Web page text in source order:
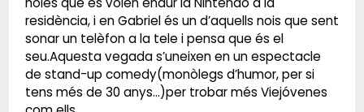
residència, i en Gabriel és un d’aquells nois que sent
sonar un telèfon a la tele i pensa que és el
seu.Aquesta vegada s’uneixen en un espectacle
de stand-up comedy(monòlegs d’humor, per si
tens més de 30 anys...)per trobar més Viejóvenes